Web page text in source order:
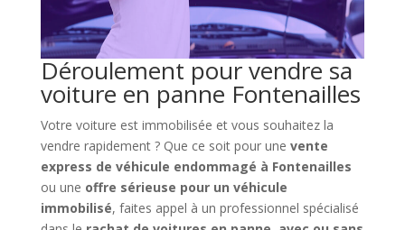
Déroulement pour vendre sa
voiture en panne Fontenailles
Votre voiture est immobilisée et vous souhaitez la
vendre rapidement ? Que ce soit pour une vente
express de véhicule endommagé à Fontenailles
ou une offre sérieuse pour un véhicule
immobilisé, faites appel à un professionnel spécialisé